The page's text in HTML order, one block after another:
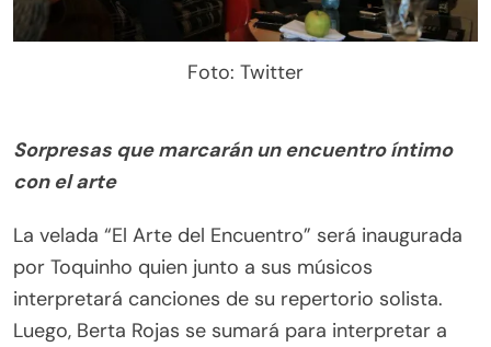
Foto: Twitter
Sorpresas que marcarán un encuentro íntimo
con el arte
La velada “El Arte del Encuentro” será inaugurada
por Toquinho quien junto a sus músicos
interpretará canciones de su repertorio solista.
Luego, Berta Rojas se sumará para interpretar a